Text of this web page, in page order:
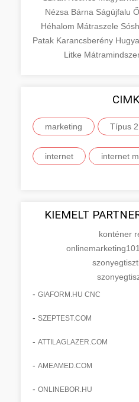
Nézsa Bárna Ságújfalu
Héhalom Mátraszele
Patak Karancsberény
Litke
marketing Típus 2
internet internet
KIEMELT
konténer
- GIAFORM.HU CNC
- SZEPTEST.COM
- ATTILAGLAZER.COM
- AMEAMED.COM
- ONLINEBOR.HU